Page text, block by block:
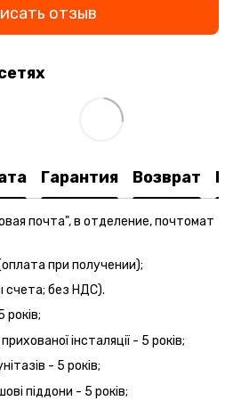
отзыв
Гарантия Возврат
почта", в отделение, почтомат
при получении);
счета; без НДС).
років;
інсталяції - 5 років;
- 5 років;
піддони - 5 років;